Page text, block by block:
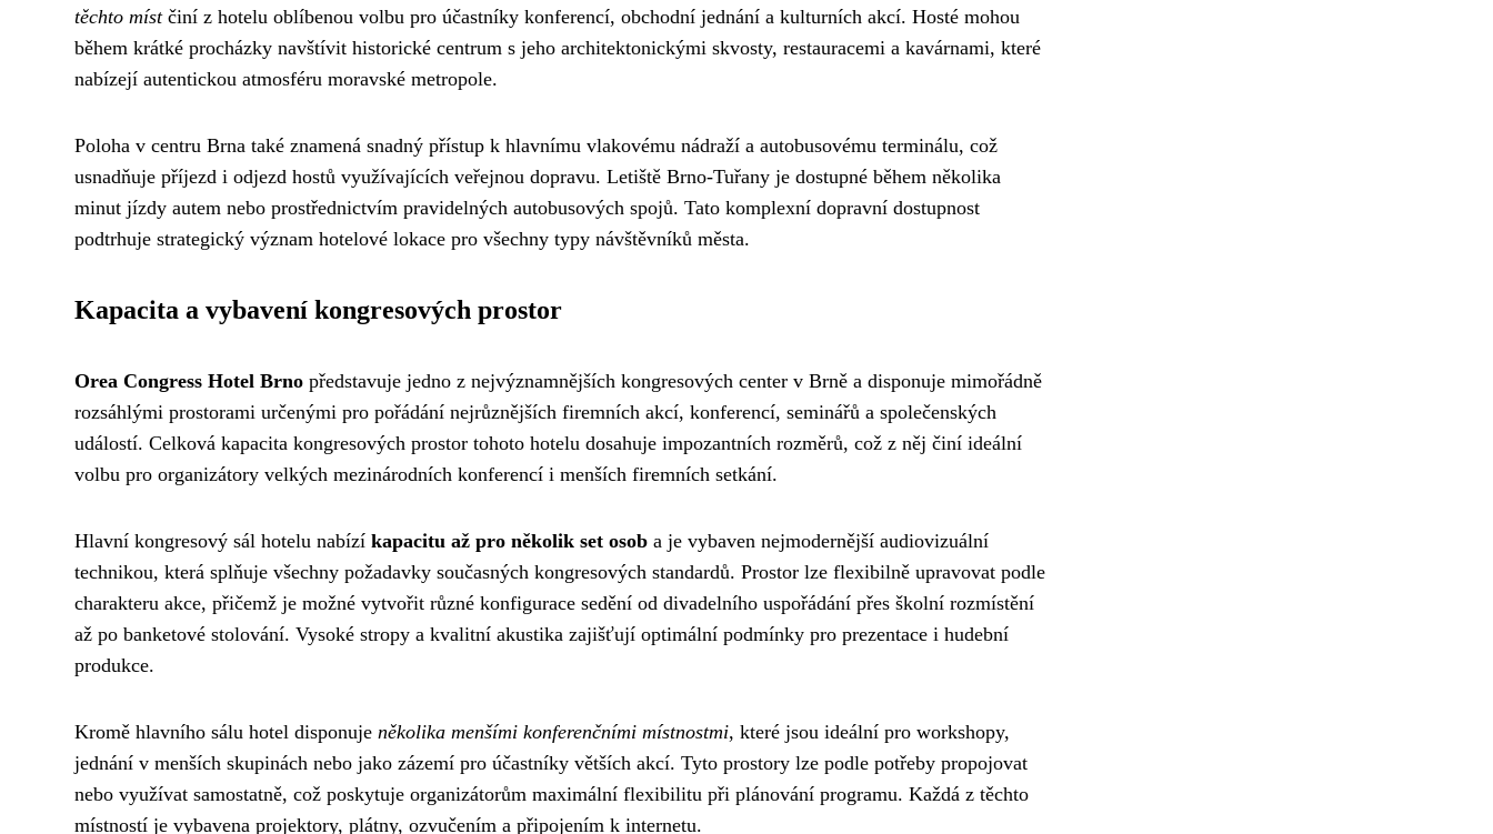
těchto místčiní z hotelu oblíbenou volbu pro účastníky konferencí, obchodní jednání a kulturních akcí. Hosté mohou
během krátké procházky navštívit historické centrum s jeho architektonickými skvosty, restauracemi a kavárnami, které
nabízejí autentickou atmosféru moravské metropole.
Poloha v centru Brna také znamená snadný přístup k hlavnímu vlakovému nádraží a autobusovému terminálu, což
usnadňuje příjezd i odjezd hostů využívajících veřejnou dopravu. Letiště Brno-Tuřany je dostupné během několika
minut jízdy autem nebo prostřednictvím pravidelných autobusových spojů. Tato komplexní dopravní dostupnost
podtrhuje strategický význam hotelové lokace pro všechny typy návštěvníků města.
Kapacita a vybavení kongresových prostor
Orea Congress Hotel Brno představuje jedno z nejvýznamnějších kongresových center v Brně a disponuje mimořádně
rozsáhlými prostorami určenými pro pořádání nejrůznějších firemních akcí, konferencí, seminářů a společenských
událostí. Celková kapacita kongresových prostor tohoto hotelu dosahuje impozantních rozměrů, což z něj činí ideální
volbu pro organizátory velkých mezinárodních konferencí i menších firemních setkání.
Hlavní kongresový sál hotelu nabízí kapacitu až pro několik set osob a je vybaven nejmodernější audiovizuální
technikou, která splňuje všechny požadavky současných kongresových standardů. Prostor lze flexibilně upravovat podle
charakteru akce, přičemž je možné vytvořit různé konfigurace sedění od divadelního uspořádání přes školní rozmístění
až po banketové stolování. Vysoké stropy a kvalitní akustika zajišťují optimální podmínky pro prezentace i hudební
produkce.
Kromě hlavního sálu hotel disponuje několika menšími konferenčními místnostmi, které jsou ideální pro workshopy,
jednání v menších skupinách nebo jako zázemí pro účastníky větších akcí. Tyto prostory lze podle potřeby propojovat
nebo využívat samostatně, což poskytuje organizátorům maximální flexibilitu při plánování programu. Každá z těchto
místností je vybavena projektory, plátny, ozvučením a připojením k internetu.